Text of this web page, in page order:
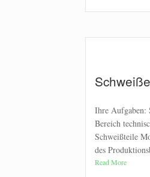
Ihre Aufgaben:
Bereich
Schweißteile
des
Read More